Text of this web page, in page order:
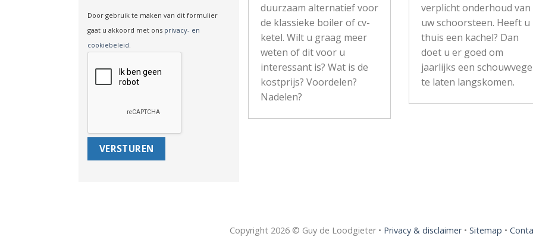
Door gebruik te maken van dit formulier
gaat u akkoord met ons privacy- en
cookiebeleid
duurzaam alternatief voor
de klassieke boiler of cv-
ketel. Wilt u graag meer
weten of dit voor u
interessant is? Wat is de
kostprijs? Voordelen?
Nadelen?
verplicht onderhoud van
uw schoorsteen. Heeft u
thuis een kachel? Dan
doet u er goed om
jaarlijks een
te laten langskomen.
Copyright 2026 © Guy de Loodgieter • Privacy & disclaimer• Sitemap •